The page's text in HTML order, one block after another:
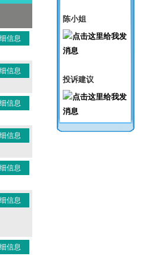
陈小姐
投诉建议
信息
信息
信息
信息
信息
信息
信息